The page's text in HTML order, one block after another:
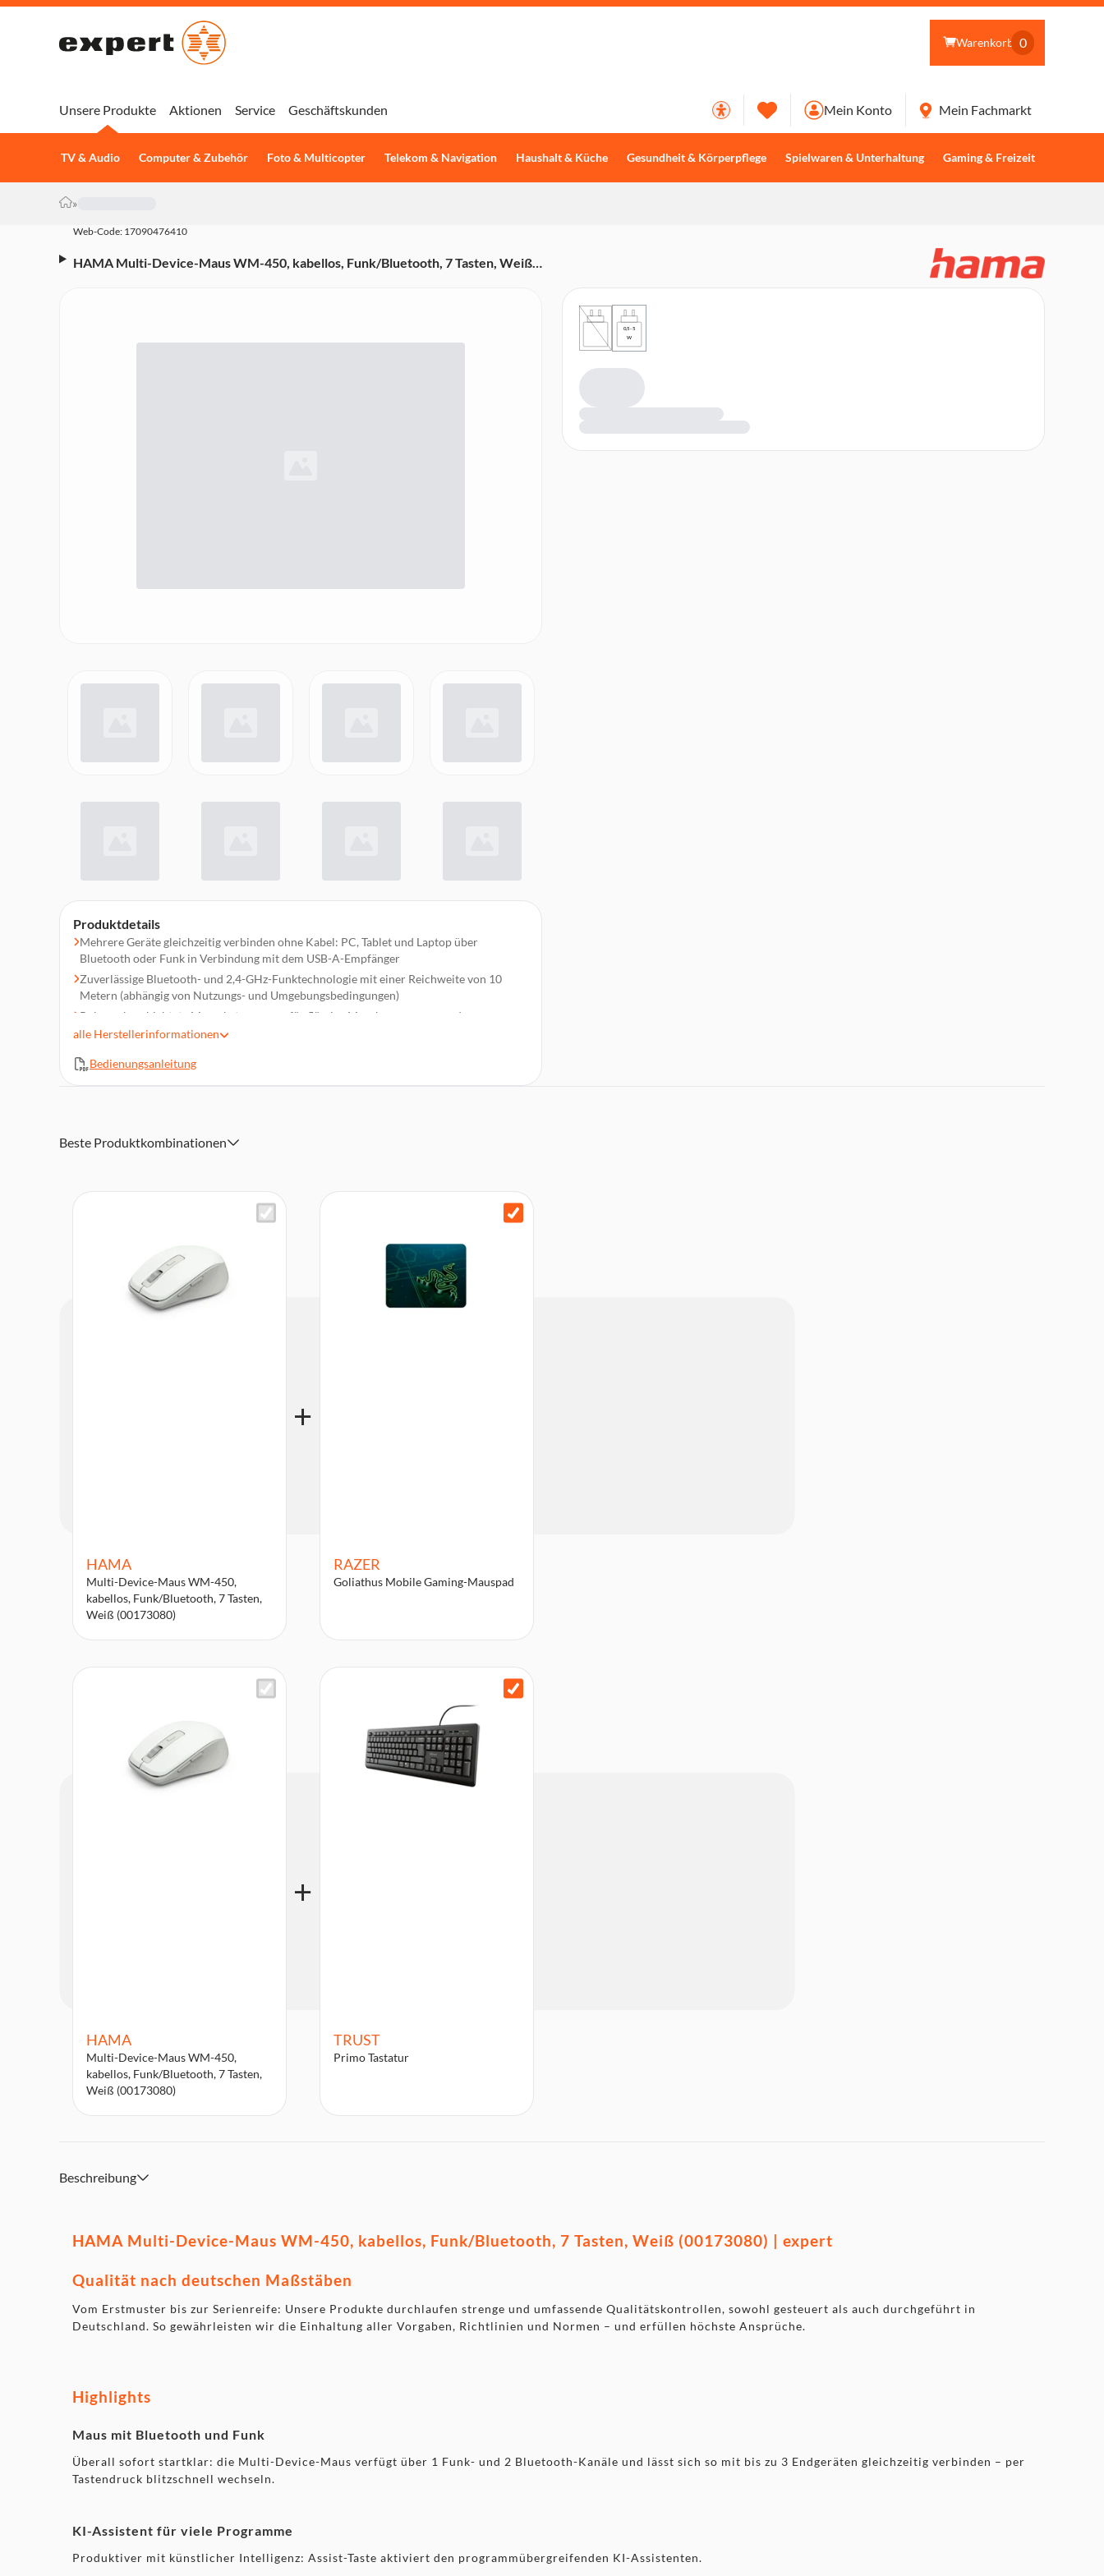
Warenkorb 0
Unsere Produkte
TV & Audio Computer & Zubehör Foto & Multicopter Telekom & Navigation Haushalt & Küche Gesundheit & Körperpflege Spielwaren & Unterhaltung Gaming & Freizeit
Aktionen Service Geschäftskunden Mein Konto Mein Fachmarkt
»
Web-Code: 17090476410
HAMA Multi-Device-Maus WM-450, kabellos, Funk/Bluetooth, 7 Tasten, Weiß
Produktdetails
Mehrere Geräte gleichzeitig verbinden ohne Kabel: PC, Tablet und Laptop über
Bluetooth oder Funk in Verbindung mit dem USB-A-Empfänger
Zuverlässige Bluetooth- und 2,4-GHz-Funktechnologie mit einer Reichweite von 10
Metern (abhängig von Nutzungs- und Umgebungsbedingungen)
Polymerbeschichtete Mausskates sorgen für flüssige Mausbewegungen und
störungsfreies Arbeiten
PC-Maus mit dpi-Schalter zum Umschalten zwischen 800, 1200 und 1600 DPI
Treiberinstallation
alle Herstellerinformationen
Bedienungsanleitung
0,5 - 5
W
Beste Produktkombinationen
HAMA
Multi-Device-Maus WM-450,
kabellos, Funk/Bluetooth, 7 Tasten,
Weiß (00173080)
RAZER
Goliathus Mobile Gaming-Mauspad
HAMA
Multi-Device-Maus WM-450,
kabellos, Funk/Bluetooth, 7 Tasten,
Weiß (00173080)
TRUST
Primo Tastatur
Beschreibung
HAMA Multi-Device-Maus WM-450, kabellos, Funk/Bluetooth, 7 Tasten, Weiß (00173080) | expert
Qualität nach deutschen Maßstäben
Vom Erstmuster bis zur Serienreife: Unsere Produkte durchlaufen strenge und umfassende Qualitätskontrollen, sowohl gesteuert als auch durchgeführt in
Deutschland. So gewährleisten wir die Einhaltung aller Vorgaben, Richtlinien und Normen – und erfüllen höchste Ansprüche.
Highlights
Maus mit Bluetooth und Funk
Überall sofort startklar: die Multi-Device-Maus verfügt über 1 Funk- und 2 Bluetooth-Kanäle und lässt sich so mit bis zu 3 Endgeräten gleichzeitig verbinden – per
Tastendruck blitzschnell wechseln.
KI-Assistent für viele Programme
Produktiver mit künstlicher Intelligenz: Assist-Taste aktiviert den programmübergreifenden KI-Assistenten.